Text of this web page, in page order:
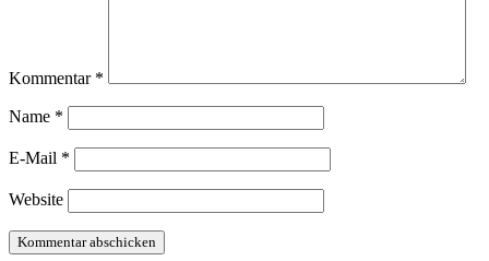
Kommentar *
Name *
E-Mail *
Website